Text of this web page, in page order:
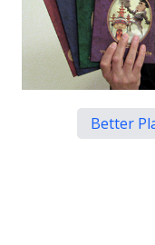
Better